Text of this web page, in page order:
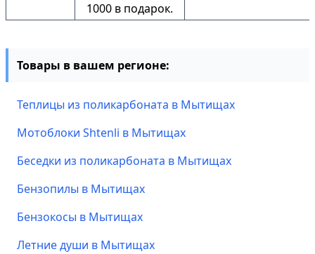
1000 в подарок.
Товары в вашем регионе:
Теплицы из поликарбоната в Мытищах
Мотоблоки Shtenli в Мытищах
Беседки из поликарбоната в Мытищах
Бензопилы в Мытищах
Бензокосы в Мытищах
Летние души в Мытищах